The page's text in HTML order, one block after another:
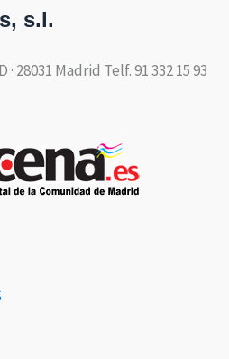
s.l.
28031 Madrid Telf. 91 332 15 93